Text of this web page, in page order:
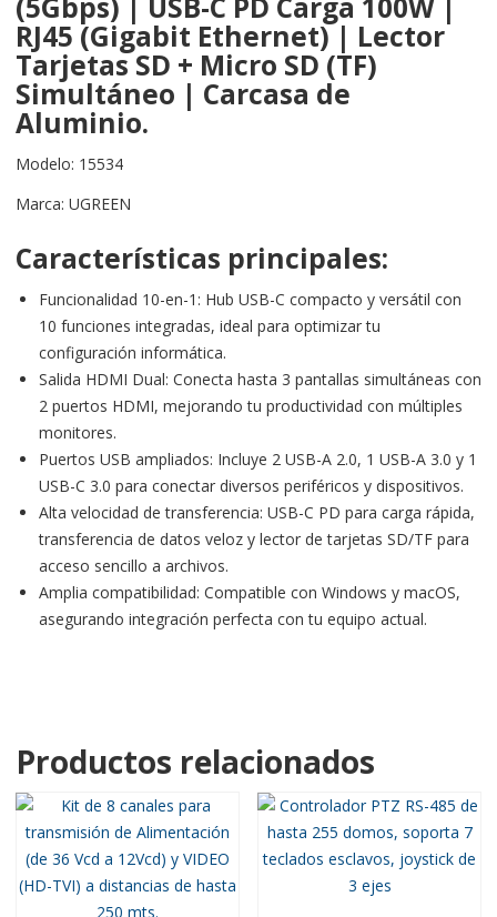
(5Gbps) | USB-C PD Carga 100W |
RJ45 (Gigabit Ethernet) | Lector
Tarjetas SD + Micro SD (TF)
Simultáneo | Carcasa de
Aluminio.
Modelo: 15534
Marca: UGREEN
Características principales:
Funcionalidad 10-en-1: Hub USB-C compacto y versátil con
10 funciones integradas, ideal para optimizar tu
configuración informática.
Salida HDMI Dual: Conecta hasta 3 pantallas simultáneas con
2 puertos HDMI, mejorando tu productividad con múltiples
monitores.
Puertos USB ampliados: Incluye 2 USB-A 2.0, 1 USB-A 3.0 y 1
USB-C 3.0 para conectar diversos periféricos y dispositivos.
Alta velocidad de transferencia: USB-C PD para carga rápida,
transferencia de datos veloz y lector de tarjetas SD/TF para
acceso sencillo a archivos.
Amplia compatibilidad: Compatible con Windows y macOS,
asegurando integración perfecta con tu equipo actual.
Productos relacionados